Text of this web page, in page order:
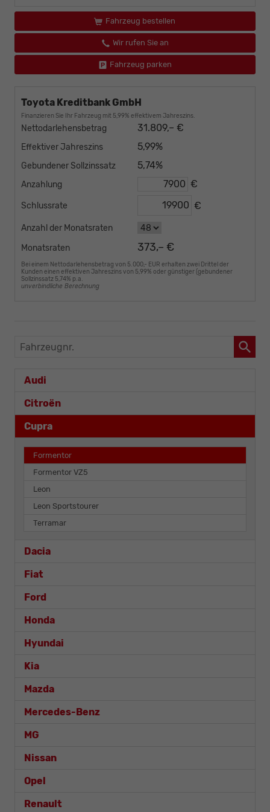
Fahrzeug bestellen
Wir rufen Sie an
Fahrzeug parken
Toyota Kreditbank GmbH
Finanzieren Sie Ihr Fahrzeug mit 5,99% effektivem Jahreszins.
Nettodarlehensbetrag 31.809,– €
Effektiver Jahreszins 5,99%
Gebundener Sollzinssatz 5,74%
Anzahlung €
Schlussrate €
Anzahl der Monatsraten
Monatsraten
373,– €
Bei einem Nettodarlehensbetrag von 5.000,- EUR erhalten zwei Drittel der
Kunden einen effektiven Jahreszins von 5,99% oder günstiger (gebundener
Sollzinssatz 5,74% p.a.
unverbindliche Berechnung
Fahrzeugnr.
Audi
Citroën
Cupra
Formentor
Formentor VZ5
Leon
Leon Sportstourer
Terramar
Dacia
Fiat
Ford
Honda
Hyundai
Kia
Mazda
Mercedes-Benz
MG
Nissan
Opel
Renault